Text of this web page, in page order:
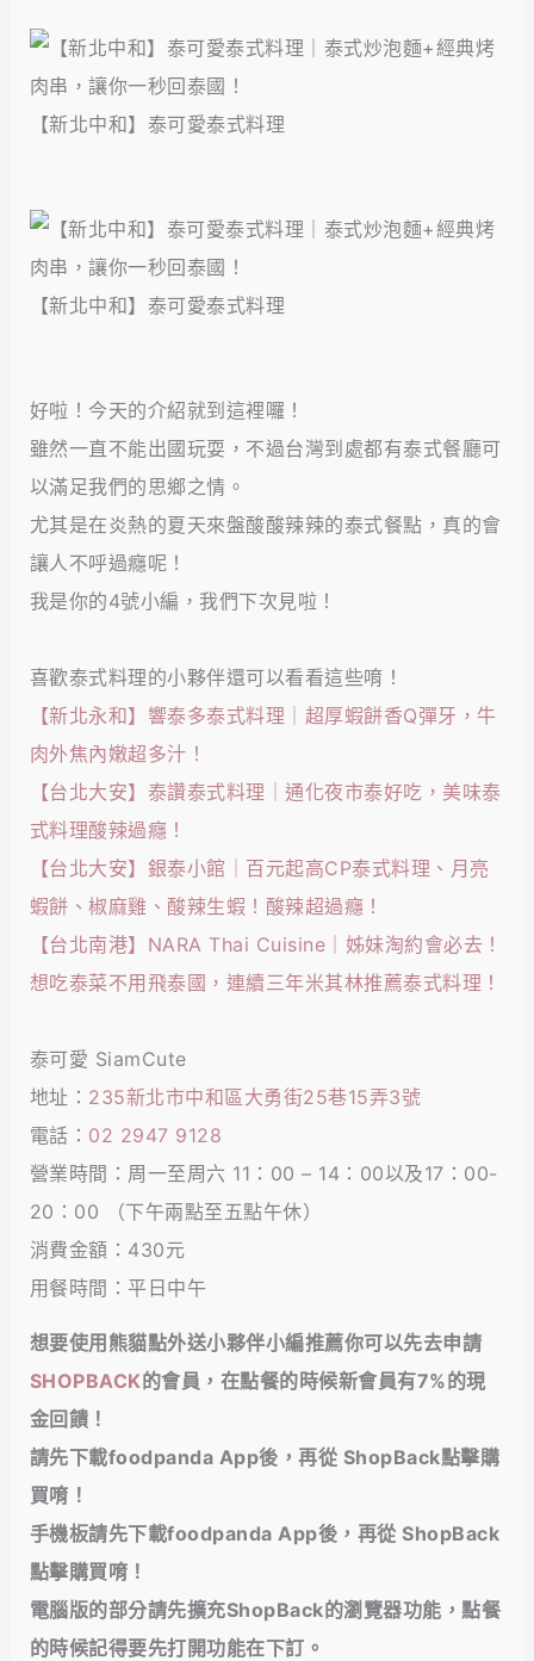
【新北中和】泰可愛泰式料理
【新北中和】泰可愛泰式料理
好啦！今天的介紹就到這裡囉！
雖然一直不能出國玩耍，不過台灣到處都有泰式餐廳可
以滿足我們的思鄉之情。
尤其是在炎熱的夏天來盤酸酸辣辣的泰式餐點，真的會
讓人不呼過癮呢！
我是你的4號小編，我們下次見啦！
喜歡泰式料理的小夥伴還可以看看這些唷！
【新北永和】響泰多泰式料理｜超厚蝦餅香Q彈牙，牛
肉外焦內嫩超多汁！
【台北大安】泰讚泰式料理｜通化夜市泰好吃，美味泰
式料理酸辣過癮！
【台北大安】銀泰小館｜百元起高CP泰式料理、月亮
蝦餅、椒麻雞、酸辣生蝦！酸辣超過癮！
【台北南港】NARA Thai Cuisine｜姊妹淘約會必去！
想吃泰菜不用飛泰國，連續三年米其林推薦泰式料理！
泰可愛 SiamCute
地址： 235新北市中和區大勇街25巷15弄3號
電話： 02 2947 9128
營業時間：周一至周六 11：00 – 14：00以及17：00-
20：00 （下午兩點至五點午休）
消費金額：430元
用餐時間：平日中午
想要使用熊貓點外送小夥伴小編推薦你可以先去申請
SHOPBACK的會員，在點餐的時候新會員有7%的現
金回饋！
請先下載foodpanda App後，再從 ShopBack點擊購
買唷！
手機板請先下載foodpanda App後，再從 ShopBack
點擊購買唷！
電腦版的部分請先擴充ShopBack的瀏覽器功能，點餐
的時候記得要先打開功能在下訂。